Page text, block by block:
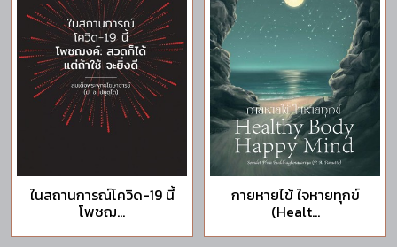
ในสถานการณ์โควิด-19 นี้
โพชฌ...
กายหายไข้ ใจหายทุกข์
(Healt...